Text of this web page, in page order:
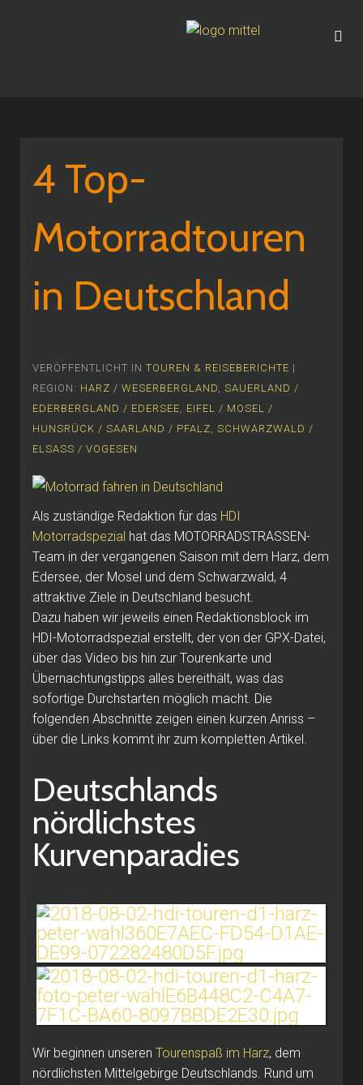
4 Top-
Motorradtouren
in Deutschland
VERÖFFENTLICHT IN TOUREN & REISEBERICHTE |
REGION: HARZ / WESERBERGLAND, SAUERLAND /
EDERBERGLAND / EDERSEE, EIFEL / MOSEL /
HUNSRÜCK / SAARLAND / PFALZ, SCHWARZWALD /
ELSASS / VOGESEN
Als zuständige Redaktion für das HDI
Motorradspezial hat das MOTORRADSTRASSEN-
Team in der vergangenen Saison mit dem Harz, dem
Edersee, der Mosel und dem Schwarzwald, 4
attraktive Ziele in Deutschland besucht.
Dazu haben wir jeweils einen Redaktionsblock im
HDI-Motorradspezial erstellt, der von der GPX-Datei,
über das Video bis hin zur Tourenkarte und
Übernachtungstipps alles bereithält, was das
sofortige Durchstarten möglich macht. Die
folgenden Abschnitte zeigen einen kurzen Anriss –
über die Links kommt ihr zum kompletten Artikel.
Deutschlands
nördlichstes
Kurvenparadies
Wir beginnen unseren Tourenspaß im Harz, dem
nördlichsten Mittelgebirge Deutschlands. Rund um